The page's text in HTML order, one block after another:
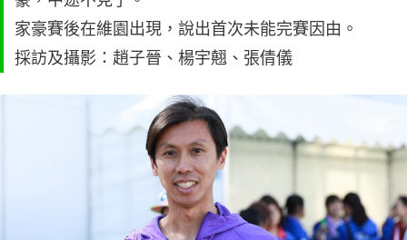
家豪賽後在維園出現，說出首次未能完賽因由。
採訪及攝影：趙子晉、楊宇翹、張倩儀